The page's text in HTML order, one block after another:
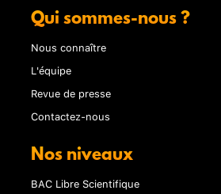
Qui sommes-nous ?
Nous connaître
L'équipe
Revue de presse
Contactez-nous
Nos niveaux
BAC Libre Scientifique